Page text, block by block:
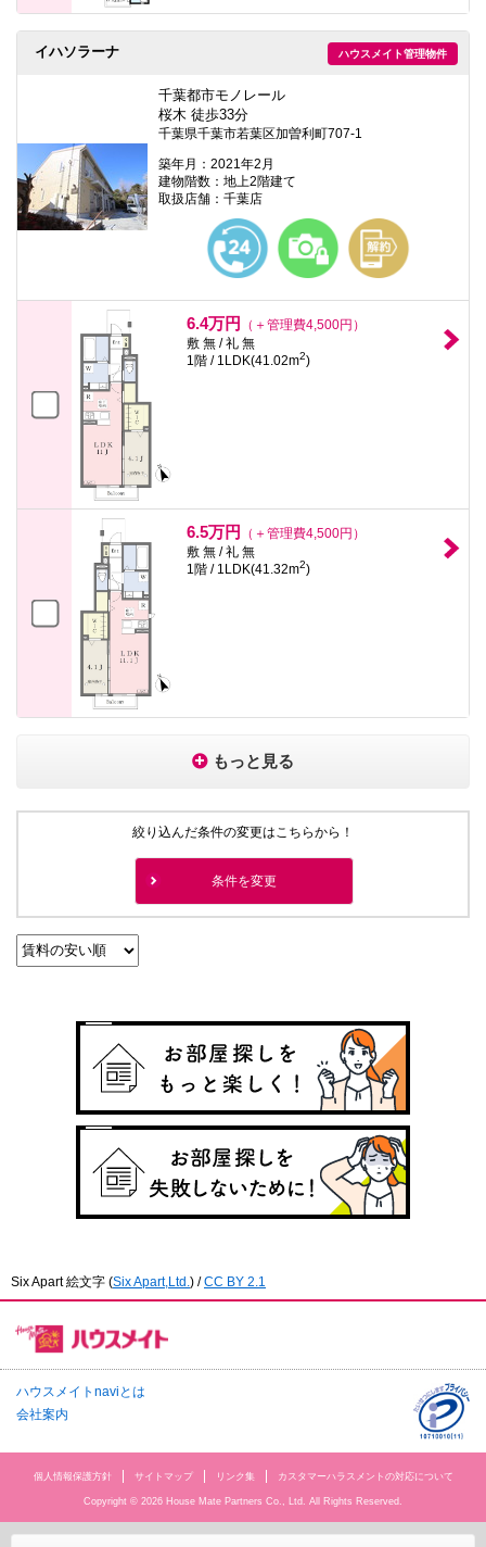
ハウスメイト管理物件
イハソラーナ
千葉都市モノレール
桜木 徒歩33分
千葉県千葉市若葉区加曽利町707-1
築年月：2021年2月
建物階数：地上2階建て
取扱店舗：千葉店
6.4万円
（＋管理費4,500円）
敷 無 / 礼 無
1階 / 1LDK(41.02m2)
6.5万円
（＋管理費4,500円）
敷 無 / 礼 無
1階 / 1LDK(41.32m2)
もっと見る
絞り込んだ条件の変更はこちらから！
条件を変更
Six Apart 絵文字 (Six Apart,Ltd. ) /CC BY 2.1
ハウスメイトnaviとは
会社案内
個人情報保護方針 サイトマップ リンク集 カスタマーハラスメントの対応について
Copyright © 2026 House Mate Partners Co., Ltd. All Rights Reserved.